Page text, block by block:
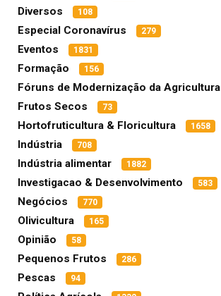
Diversos 108
Especial Coronavírus 279
Eventos 1831
Formação 156
Fóruns de Modernização da Agricultura
Frutos Secos 73
Hortofruticultura & Floricultura 1658
Indústria 708
Indústria alimentar 1882
Investigacao & Desenvolvimento 583
Negócios 770
Olivicultura 165
Opinião 58
Pequenos Frutos 286
Pescas 94